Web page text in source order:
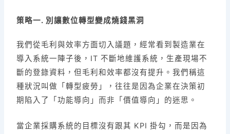
策略一. 別讓數位轉型變成燒錢黑洞
我們從毛利與效率方面切入議題，經常看到製造業在
導入系統一陣子後，IT 不斷地維護系統，生產現場不
斷的登錄資料，但毛利和效率都沒有提升。我們稱這
種狀況叫做「轉型疲勞」，往往是因為企業在決策初
期陷入了「功能導向」而非「價值導向」的迷思。
當企業採購系統的目標沒有跟其 KPI 掛勾，而是因為